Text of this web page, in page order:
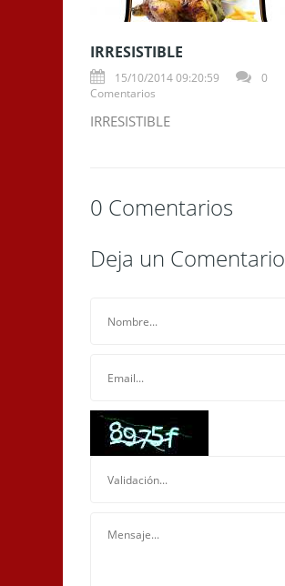
IRRESISTIBLE
15/10/2014 09:20:59
0
Comentarios
IRRESISTIBLE
0 Comentarios
Deja un Comentario